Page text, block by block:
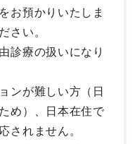
お預かりいたしま
さい。
診療の扱いになり
ンが難しい方（日
め）、日本在住で
されません。